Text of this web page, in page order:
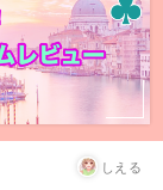
しえる